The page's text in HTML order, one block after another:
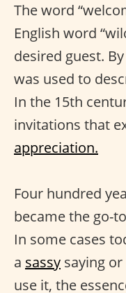
The word
English word
desired guest.
was used to
In the 15th
invitations that
appreciation.
Four hundred
became the go-
In some cases
a sassy saying or
use it, the